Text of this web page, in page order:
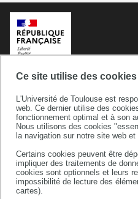
Ce site utilise des cookies
L'Université de Toulouse est
web. Ce dernier utilise des
fonctionnement optimal et à son
Nous utilisons des cookies
la navigation sur notre site web
Certains cookies peuvent être
impliquer des traitements de
cookies sont optionnels et leurs
impossibilité de lecture des
cartes).
Université de Toulouse
118 route de Narbonne
31062 TOULOUSE CEDEX 9